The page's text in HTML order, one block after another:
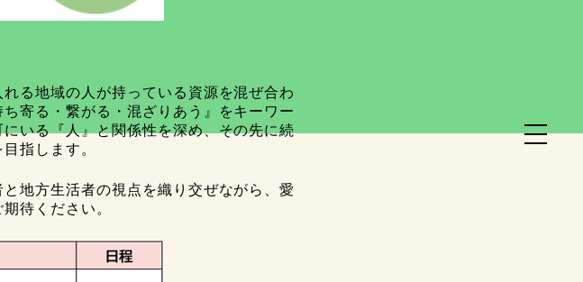
る地域の人が持っている資源を混ぜ合わ
寄る・繋がる・混ざりあう』をキーワー
いる『人』と関係性を深め、その先に続
指します。
地方生活者の視点を織り交ぜながら、愛
待ください。